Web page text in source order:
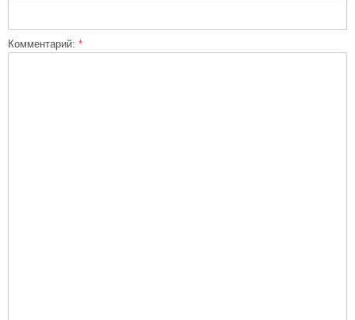
Комментарий: *